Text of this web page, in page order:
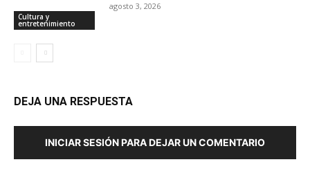
Cultura y
entretenimiento
agosto 3, 2026
DEJA UNA RESPUESTA
INICIAR SESIÓN PARA DEJAR UN COMENTARIO